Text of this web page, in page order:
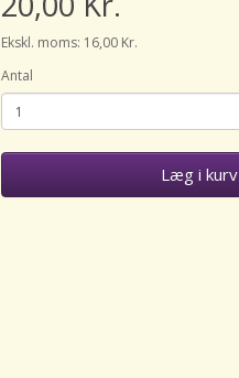
Ekskl. moms: 16,00 Kr.
Antal
Læg i kurv